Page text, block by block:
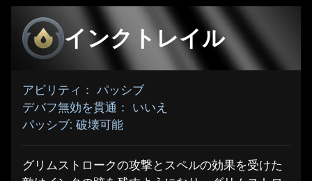
インクトレイル
アビリティ： パッシブ
デバフ無効を貫通： いいえ
パッシブ: 破壊可能
グリムストロークの攻撃とスペルの効果を受けた